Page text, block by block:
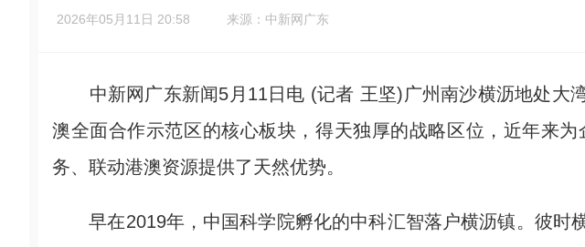
2026年05月11日 20:58 来源：中新网广东
中新网广东新闻5月11日电 (记者 王坚)广州南沙横沥地处大
澳全面合作示范区的核心板块，得天独厚的战略区位，近年来为
务、联动港澳资源提供了天然优势。
早在2019年，中国科学院孵化的中科汇智落户横沥镇。彼时